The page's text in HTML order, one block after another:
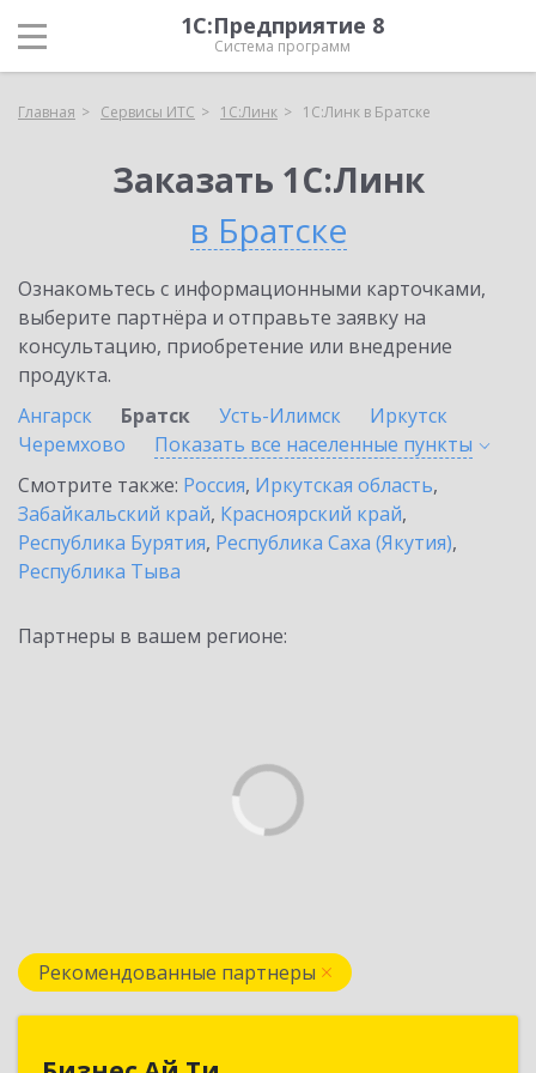
1С:Предприятие 8
Система программ
Главная Сервисы ИТС 1С:Линк 1С:Линк в Братске
Заказать 1С:Линк
в Братске
Ознакомьтесь с информационными карточками,
выберите партнёра и отправьте заявку на
консультацию, приобретение или внедрение
продукта.
Ангарск
Братск Усть-Илимск
Иркутск
Черемхово
Показать все населенные пункты
Смотрите также: Россия, Иркутская область,
Забайкальский край, Красноярский край,
Республика Бурятия, Республика Саха (Якутия),
Республика Тыва
Партнеры в вашем регионе:
Рекомендованные партнеры